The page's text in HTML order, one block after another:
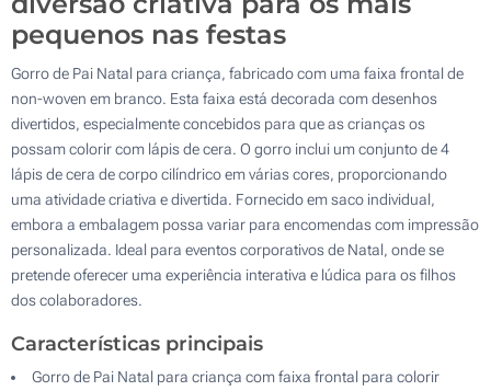
pequenos nas festas
Gorro de Pai Natal para criança, fabricado com uma faixa frontal de
non-woven em branco. Esta faixa está decorada com desenhos
divertidos, especialmente concebidos para que as crianças os
possam colorir com lápis de cera. O gorro inclui um conjunto de 4
lápis de cera de corpo cilíndrico em várias cores, proporcionando
uma atividade criativa e divertida. Fornecido em saco individual,
embora a embalagem possa variar para encomendas com impressão
personalizada. Ideal para eventos corporativos de Natal, onde se
pretende oferecer uma experiência interativa e lúdica para os filhos
dos colaboradores.
Características principais
Gorro de Pai Natal para criança com faixa frontal para colorir